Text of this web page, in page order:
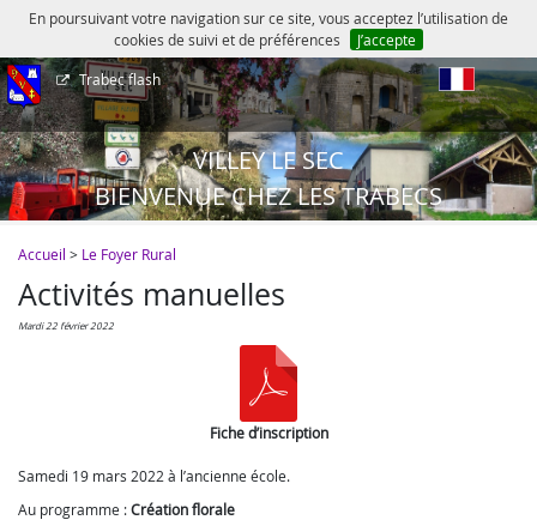
En poursuivant votre navigation sur ce site, vous acceptez l’utilisation de
cookies de suivi et de préférences
J’accepte
Trabec flash
VILLEY LE SEC
BIENVENUE CHEZ LES TRABECS
Accueil > Le Foyer Rural
Activités manuelles
mardi 22 février 2022
Fiche d’inscription
Samedi 19 mars 2022 à l’ancienne école.
Au programme :Création florale